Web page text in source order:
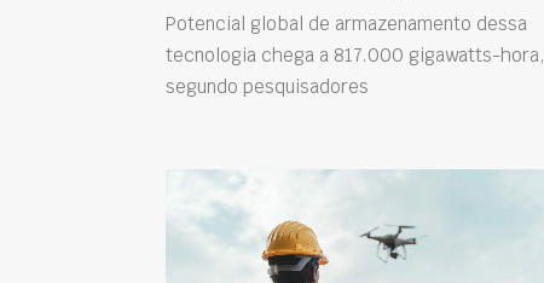
Potencial global de armazenamento dessa
tecnologia chega a 817.000 gigawatts-hora,
segundo pesquisadores